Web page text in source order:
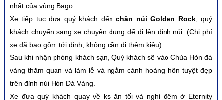
nhất của vùng Bago.
Xe tiếp tục đưa quý khách đếnchân núi Golden Rock, quý
khách chuyển sang xe chuyên dụng để đi lên đỉnh núi. (Chi phí
xe đã bao gồm tới đỉnh, không cần đi thêm kiệu).
Sau khi nhận phòng khách sạn, Quý khách sẽ vào Chùa Hòn đá
vàng thăm quan và làm lễ và ngắm cảnh hoàng hôn tuyệt đẹp
trên đỉnh núi Hòn Đá Vàng.
Xe đưa quý khách quay về ks ăn tối và nghỉ đêm ở Eternity